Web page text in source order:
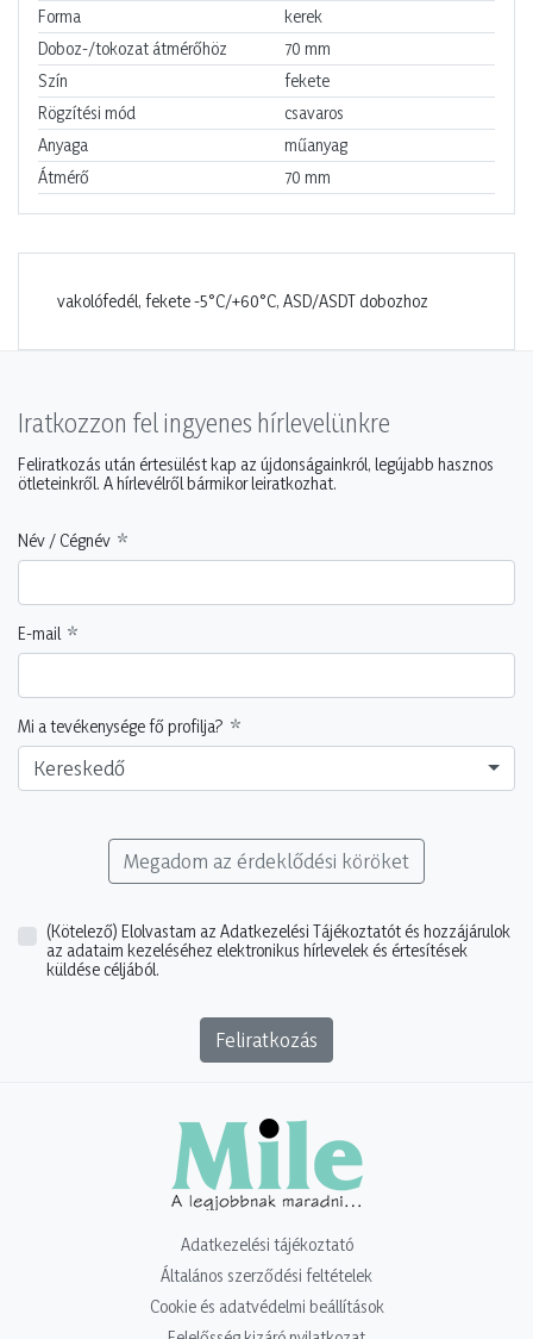
Forma
kerek
Doboz-/tokozat átmérőhöz
70 mm
Szín
fekete
Rögzítési mód
csavaros
Anyaga
műanyag
Átmérő
70 mm
vakolófedél, fekete -5°C/+60°C, ASD/ASDT dobozhoz
Iratkozzon fel ingyenes hírlevelünkre
Feliratkozás után értesülést kap az újdonságainkról, legújabb hasznos
ötleteinkről. A hírlevélről bármikor leiratkozhat.
Név / Cégnév
E-mail
Mi a tevékenysége fő profilja?
Kereskedő
Megadom az érdeklődési köröket
(Kötelező) Elolvastam az Adatkezelési Tájékoztatót és hozzájárulok
az adataim kezeléséhez elektronikus hírlevelek és értesítések
küldése céljából.
Feliratkozás
Adatkezelési tájékoztató
Általános szerződési feltételek
Cookie és adatvédelmi beállítások